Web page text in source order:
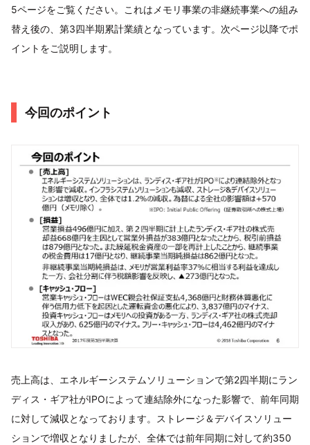
5ページをご覧ください。これはメモリ事業の非継続事業への組み
替え後の、第3四半期累計業績となっています。次ページ以降でポ
イントをご説明します。
今回のポイント
売上高は、エネルギーシステムソリューションで第2四半期にラン
ディス・ギア社がIPOによって連結除外になった影響で、前年同期
に対して減収となっております。ストレージ＆デバイスソリュー
ションで増収となりましたが、全体では前年同期に対して約350